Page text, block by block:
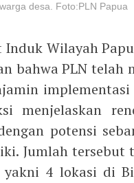
desa. Foto:PLN Papua
Induk Wilayah
bahwa PLN telah
menjelaskan
potensi
Jumlah tersebut
4 lokasi di